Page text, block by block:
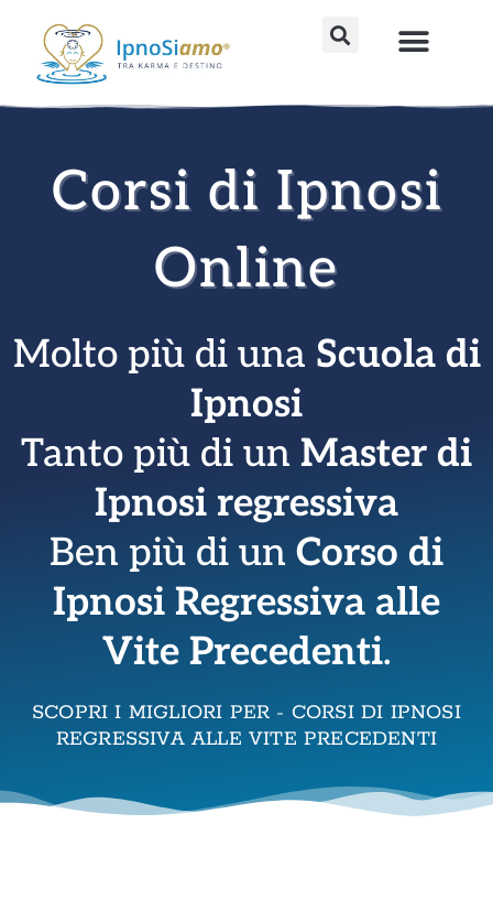
contenuto
Corsi di Ipnosi
Online
Molto più di una Scuola di
Ipnosi
Tanto più di un Master di
Ipnosi regressiva
Ben più di un Corso di
Ipnosi Regressiva alle
Vite Precedenti.
SCOPRI I MIGLIORI PER - CORSI DI IPNOSI
REGRESSIVA ALLE VITE PRECEDENTI